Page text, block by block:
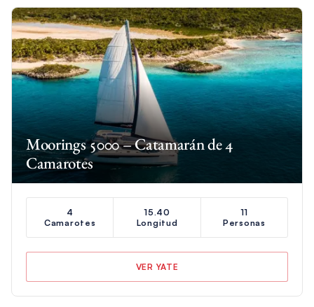
Moorings 5000 – Catamarán de 4
Camarotes
4
Camarotes
15.40
Longitud
11
Personas
VER YATE